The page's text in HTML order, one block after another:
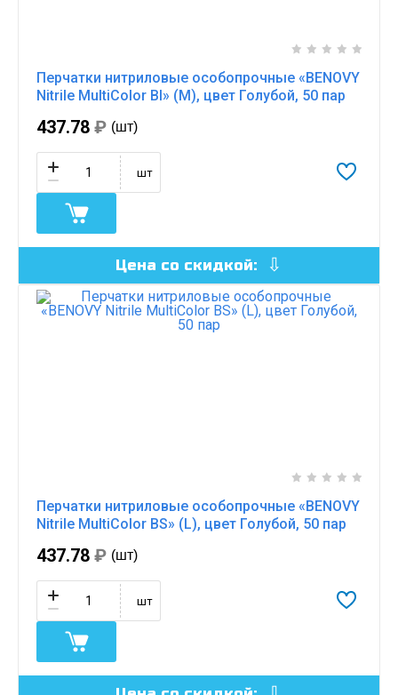
Перчатки нитриловые особопрочные «BENOVY
Nitrile MultiColor BI» (M), цвет Голубой, 50 пар
437.78 ₽ (шт)
шт
Цена со скидкой:
Перчатки нитриловые особопрочные «BENOVY
Nitrile MultiColor BS» (L), цвет Голубой, 50 пар
437.78 ₽ (шт)
шт